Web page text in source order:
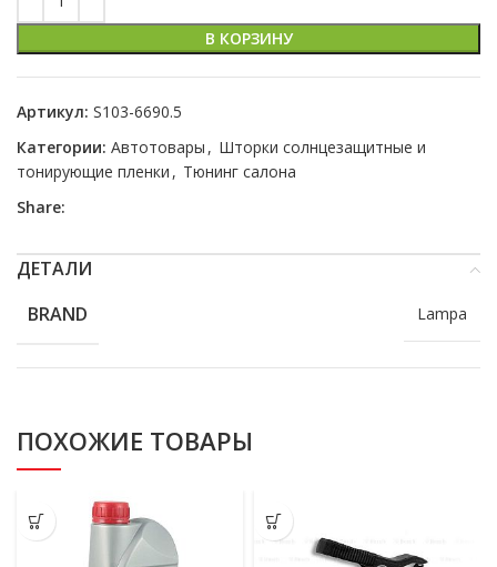
В КОРЗИНУ
Артикул: S103-6690.5
Категории: Автотовары , Шторки солнцезащитные и
тонирующие пленки , Тюнинг салона
Share:
ДЕТАЛИ
BRAND
Lampa
ПОХОЖИЕ ТОВАРЫ